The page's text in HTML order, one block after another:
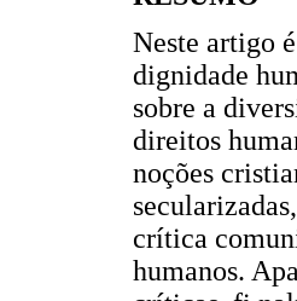
Neste artigo
dignidade
sobre a
direitos
noções
crítica
humanos.